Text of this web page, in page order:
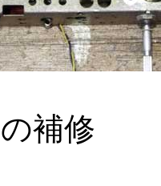
補修